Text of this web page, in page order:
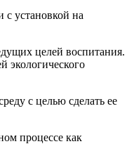
установкой на
целей воспитания.
экологического
с целью сделать ее
процессе как